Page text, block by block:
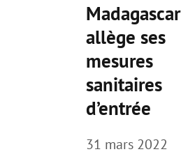
Madagascar
allège ses
mesures
sanitaires
d’entrée
31 mars 2022